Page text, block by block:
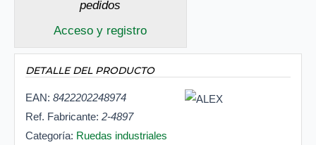
pedidos
Acceso y registro
DETALLE DEL PRODUCTO
EAN: 8422202248974
Ref. Fabricante: 2-4897
Categoría: Ruedas industriales